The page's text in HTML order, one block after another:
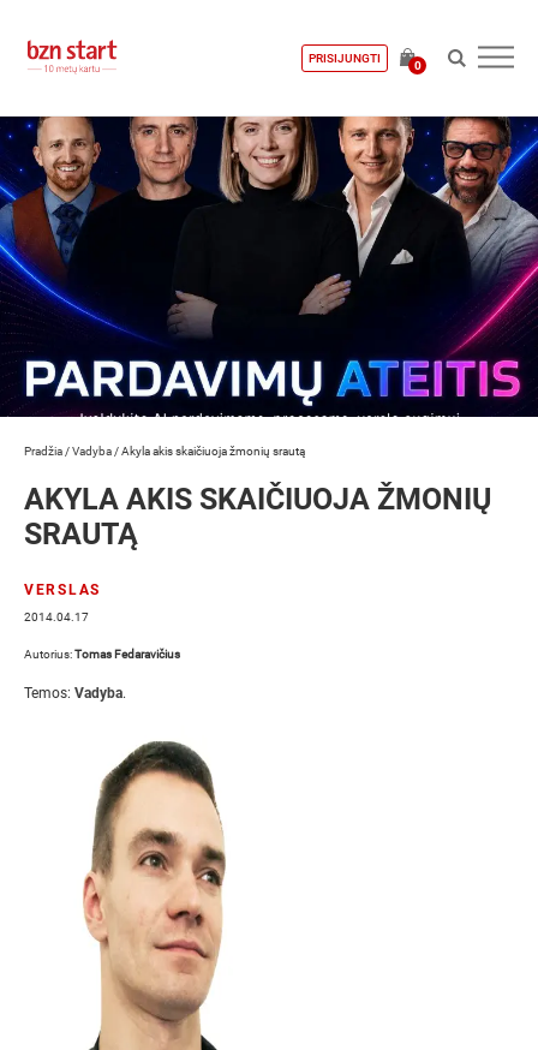
PRISIJUNGTI
0
Pradžia /Vadyba /Akyla akis skaičiuoja žmonių srautą
AKYLA AKIS SKAIČIUOJA ŽMONIŲ
SRAUTĄ
VERSLAS
2014.04.17
Autorius:Tomas Fedaravičius
Temos: Vadyba.